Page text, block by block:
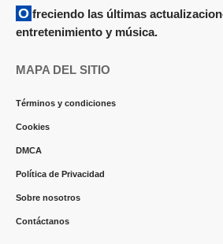
Ofreciendo las últimas actualizaciones y noticias sobre
entretenimiento y música.
MAPA DEL SITIO
Términos y condiciones
Cookies
DMCA
Política de Privacidad
Sobre nosotros
Contáctanos